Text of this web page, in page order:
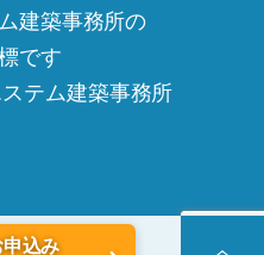
込み
建築事務所の
です
テム建築事務所